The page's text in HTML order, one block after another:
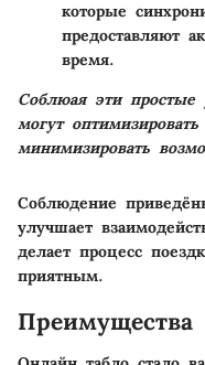
которые
предоставляют
время.
Соблюая эти простые
могут
минимизировать
Соблюдение
улучшает
делает процесс
приятным.